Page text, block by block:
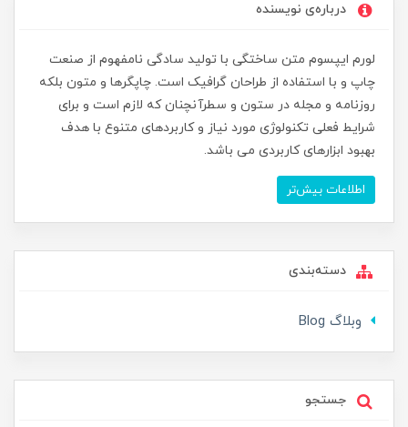
درباره‌ی نویسنده
لورم ایپسوم متن ساختگی با تولید سادگی نامفهوم از صنعت
چاپ و با استفاده از طراحان گرافیک است. چاپگرها و متون بلکه
روزنامه و مجله در ستون و سطرآنچنان که لازم است و برای
شرایط فعلی تکنولوژی مورد نیاز و کاربردهای متنوع با هدف
بهبود ابزارهای کاربردی می باشد.
اطلاعات بیش‌تر
دسته‌بندی
وبلاگ Blog
جستجو